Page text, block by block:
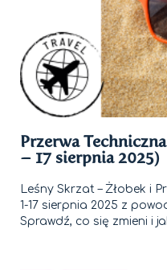
Przerwa
– 17 sierpnia 2025)
Leśny Skrzat – Żłobek i
1-17 sierpnia 2025 z
Sprawdź, co się zmieni i